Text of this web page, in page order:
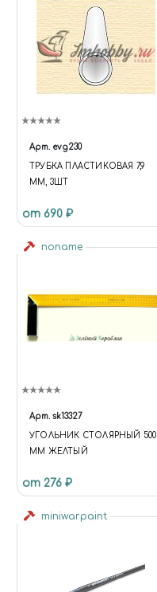
Арт. evg230
ТРУБКА ПЛАСТИКОВАЯ 7,9
ММ, 3ШТ
от 690 ₽
noname
Арт. sk13327
УГОЛЬНИК СТОЛЯРНЫЙ 500
ММ ЖЕЛТЫЙ
от 276 ₽
miniwarpaint